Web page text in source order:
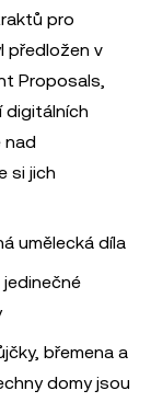
pro
předložen v
Proposals,
digitálních
nad
si jich
umělecká díla
břemena a
domy jsou